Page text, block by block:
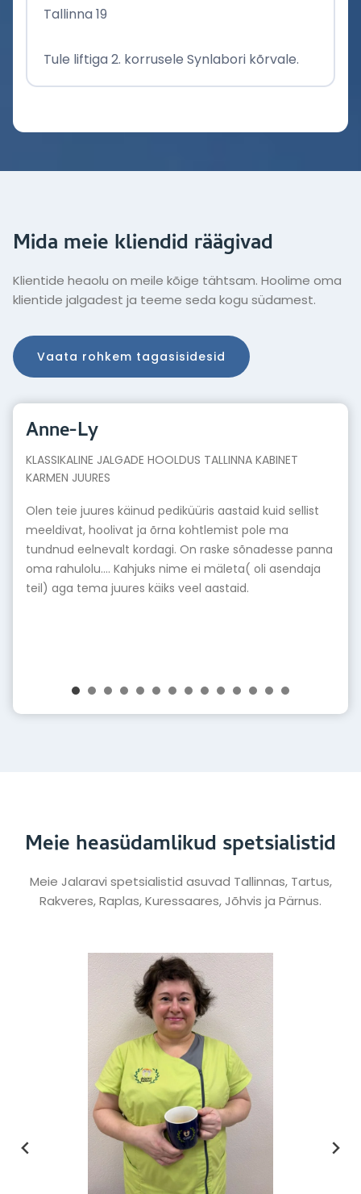
Tallinna 19
Tule liftiga 2. korrusele Synlabori kõrvale.
Mida meie kliendid räägivad
Klientide heaolu on meile kõige tähtsam. Hoolime oma
klientide jalgadest ja teeme seda kogu südamest.
Vaata rohkem tagasisidesid
Kairi
ÜKSIK PROTSEDUUR TALLINNA KABINET NATALIA JUURES
ka! Paranemise teekond on aeganõudev. Aitäh, et
aitate tagasilangustega toime tulla, õpetate edasi
toime tulema ja innustate ikka vapralt vastu pidama.
Suur suur tänu teile kõigile! Ilusat suve jätku teile! Olen
mõtetes ikka teiega ja ootan alati me edasisi
Meie heasüdamlikud spetsialistid
Meie Jalaravi spetsialistid asuvad Tallinnas, Tartus,
Rakveres, Raplas, Kuressaares, Jõhvis ja Pärnus.